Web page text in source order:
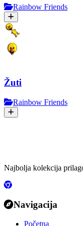
Rainbow Friends
Žuti
Rainbow Friends
Najbolja kolekcija
Navigacija
Početna